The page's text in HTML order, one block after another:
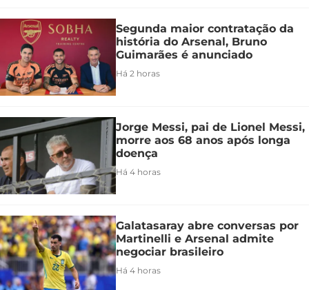
Segunda maior contratação da
história do Arsenal, Bruno
Guimarães é anunciado
Há 2 horas
Jorge Messi, pai de Lionel Messi,
morre aos 68 anos após longa
doença
Há 4 horas
Galatasaray abre conversas por
Martinelli e Arsenal admite
negociar brasileiro
Há 4 horas